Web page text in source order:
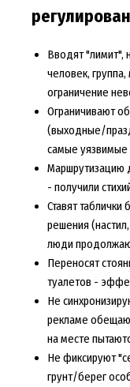
Вводят "лимит",
человек,
ограничение
Ограничивают
(выходные/
самые уязвимые
Маршрутизацию
- получили
Ставят
решения
люди
Переносят
туалетов -
Не
рекламе
на месте
Не фиксируют
грунт/берег